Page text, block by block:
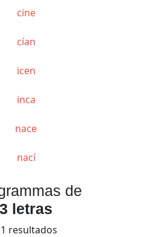
cine
cían
icen
inca
nace
nací
de
3 letras
resultados